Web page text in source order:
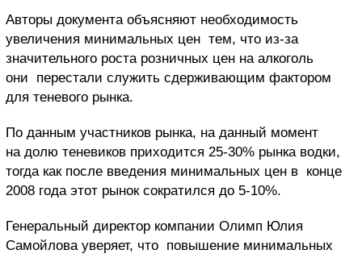
Авторы документа объясняют необходимость
увеличения минимальных цен тем, что из-за
значительного роста розничных цен на алкоголь
они перестали служить сдерживающим фактором
для теневого рынка.
По данным участников рынка, на данный момент
на долю теневиков приходится 25-30% рынка водки,
тогда как после введения минимальных цен в конце
2008 года этот рынок сократился до 5-10%.
Генеральный директор компании Олимп Юлия
Самойлова уверяет, что повышение минимальных